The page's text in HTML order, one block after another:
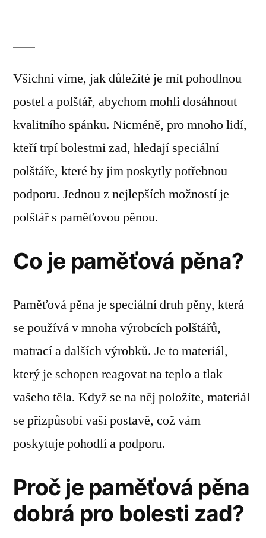
Všichni víme, jak důležité je mít pohodlnou
postel a polštář, abychom mohli dosáhnout
kvalitního spánku. Nicméně, pro mnoho lidí,
kteří trpí bolestmi zad, hledají speciální
polštáře, které by jim poskytly potřebnou
podporu. Jednou z nejlepších možností je
polštář s paměťovou pěnou.
Co je paměťová pěna?
Paměťová pěna je speciální druh pěny, která
se používá v mnoha výrobcích polštářů,
matrací a dalších výrobků. Je to materiál,
který je schopen reagovat na teplo a tlak
vašeho těla. Když se na něj položíte, materiál
se přizpůsobí vaší postavě, což vám
poskytuje pohodlí a podporu.
Proč je paměťová pěna
dobrá pro bolesti zad?